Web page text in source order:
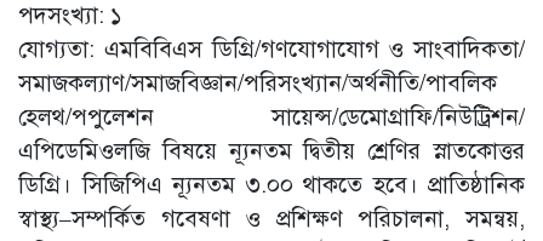
পদসংখ্যা: ১
যোগ্যতা: এমবিবিএস ডিগ্রি/গণযোগাযোগ ও সাংবাদিকতা/
সমাজকল্যাণ/সমাজবিজ্ঞান/পরিসংখ্যান/অর্থনীতি/পাবলিক
হেলথ/পপুলেশন সায়েন্স/ডেমোগ্রাফি/নিউট্রিশন/
এপিডেমিওলজি বিষয়ে ন্যূনতম দ্বিতীয় শ্রেণির স্নাতকোত্তর
ডিগ্রি। সিজিপিএ ন্যূনতম ৩.০০ থাকতে হবে। প্রাতিষ্ঠানিক
স্বাস্থ্য–সম্পর্কিত গবেষণা ও প্রশিক্ষণ পরিচালনা, সমন্বয়,